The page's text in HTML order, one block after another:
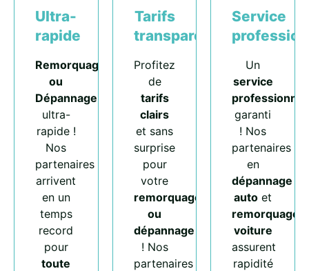
Ultra-
rapide
Remorquage
ou
Dépannage
ultra-
rapide !
Nos
partenaires
arrivent
en un
temps
record
pour
toute
Tarifs
transparents
Profitez
de
tarifs
clairs
et sans
surprise
pour
votre
remorquage
ou
dépannage
! Nos
partenaires
Service
Un
service
professionnel
garanti
! Nos
partenaires
en
dépannage
auto et
remorquage
voiture
assurent
rapidité